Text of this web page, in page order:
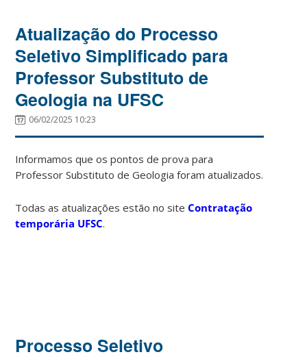
Atualização do Processo
Seletivo Simplificado para
Professor Substituto de
Geologia na UFSC
06/02/2025 10:23
Informamos que os pontos de prova para
Professor Substituto de Geologia foram atualizados.
Todas as atualizações estão no siteContratação
temporária UFSC.
Processo Seletivo